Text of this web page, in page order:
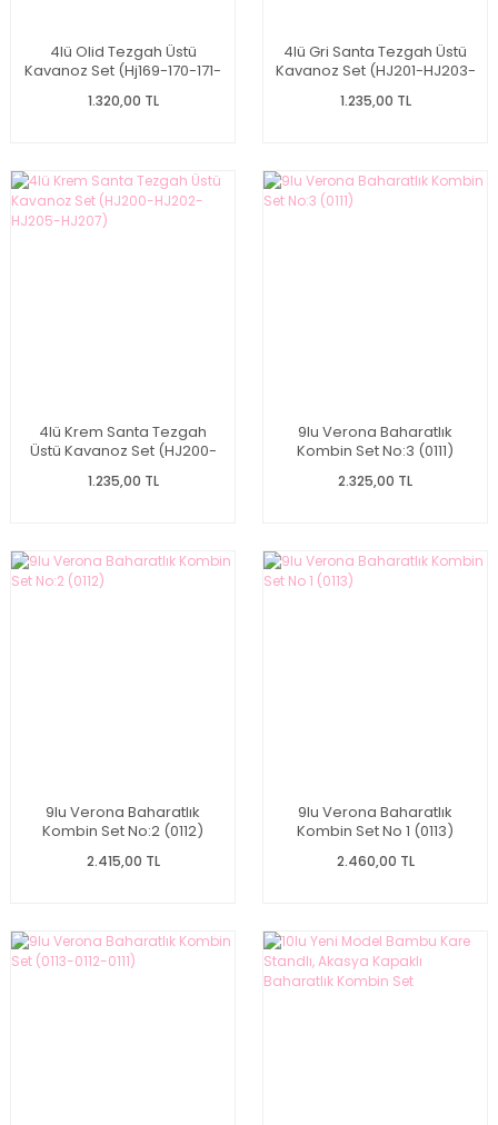
4lü Olid Tezgah Üstü
Kavanoz Set (Hj169-170-171-
1.320,00 TL
4lü Gri Santa Tezgah Üstü
Kavanoz Set (HJ201-HJ203-
1.235,00 TL
4lü Krem Santa Tezgah
Üstü Kavanoz Set (HJ200-
1.235,00 TL
9lu Verona Baharatlık
Kombin Set No:3 (0111)
2.325,00 TL
9lu Verona Baharatlık
Kombin Set No:2 (0112)
2.415,00 TL
9lu Verona Baharatlık
Kombin Set No 1 (0113)
2.460,00 TL